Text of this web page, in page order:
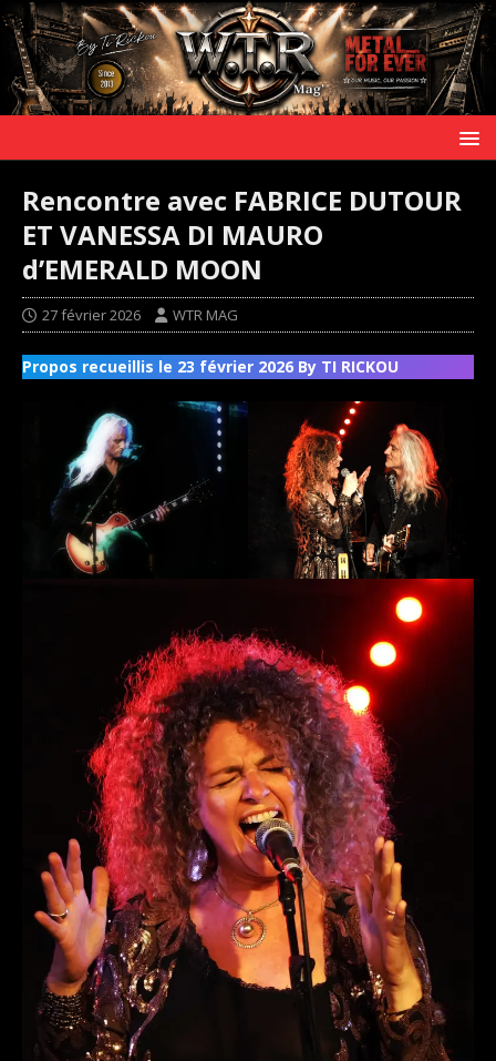
Rencontre avec FABRICE DUTOUR
ET VANESSA DI MAURO
d’EMERALD MOON
27 février 2026 WTR MAG
Propos recueillis le 23 février 2026 By TI RICKOU